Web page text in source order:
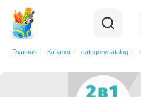
Главная / Каталог / categorycatalog /